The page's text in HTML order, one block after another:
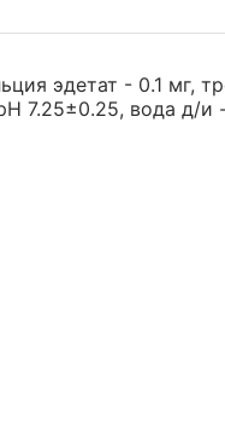
эдетат - 0.1 мг,
7.25±0.25, вода д/и